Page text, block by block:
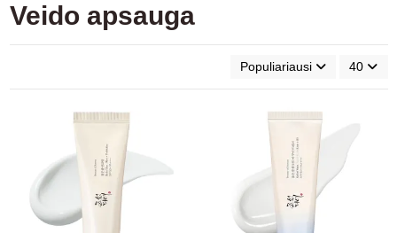
Veido apsauga
Populiariausi 40